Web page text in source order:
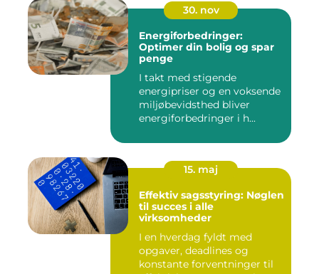
30. nov
Energiforbedringer:
Optimer din bolig og spar
penge
I takt med stigende
energipriser og en voksende
miljøbevidsthed bliver
energiforbedringer i h...
15. maj
Effektiv sagsstyring: Nøglen
til succes i alle
virksomheder
I en hverdag fyldt med
opgaver, deadlines og
konstante forventninger til